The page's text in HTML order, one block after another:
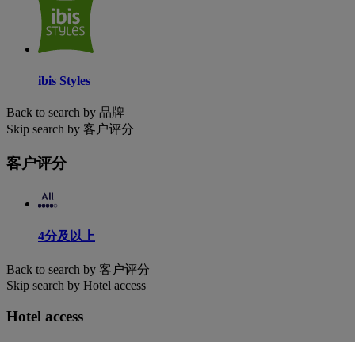
ibis Styles
Back to search by 品牌
Skip search by 客户评分
客户评分
4分及以上
Back to search by 客户评分
Skip search by Hotel access
Hotel access